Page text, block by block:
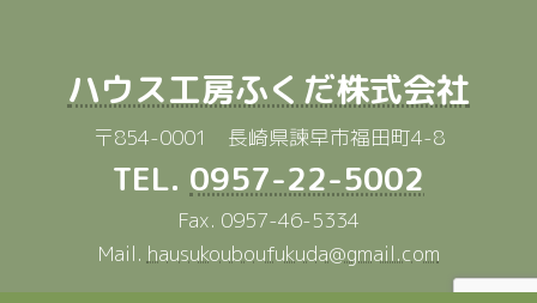
ハウス工房ふくだ株式会社
〒854-0001 長崎県諫早市福田町4-8
TEL. 0957-22-5002
Fax. 0957-46-5334
Mail. hausukouboufukuda@gmail.com